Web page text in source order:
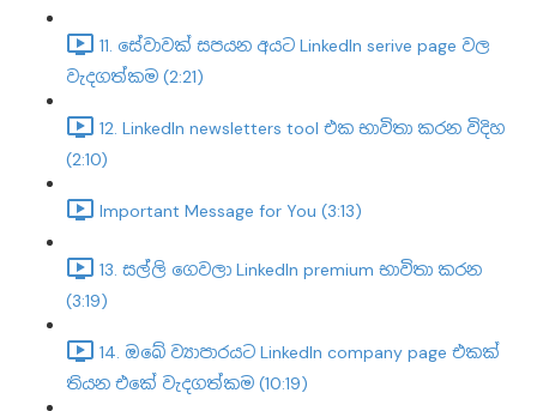
11. සේවාවක් සපයන අයට LinkedIn serive page වල
වැදගත්කම (2:21)
12. LinkedIn newsletters tool එක භාවිතා කරන විදිහ
(2:10)
Important Message for You (3:13)
13. සල්ලි ගෙවලා LinkedIn premium භාවිතා කරන
(3:19)
14. ඔබේ ව්‍යාපාරයට LinkedIn company page එකක්
තියන එකේ වැදගත්කම (10:19)